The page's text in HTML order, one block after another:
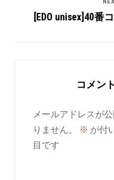
[EDO unisex]40番
コメン
メールアドレスが
りません。
※ が付
目です